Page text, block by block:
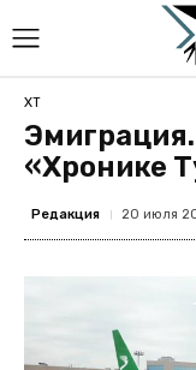
ХТ
«Хронике
Редакция 20 июля